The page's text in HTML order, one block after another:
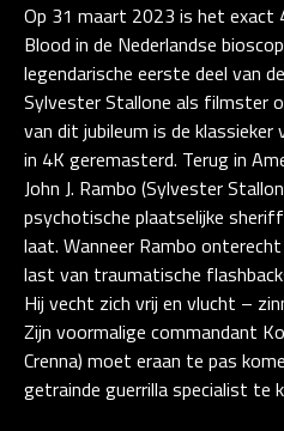
Op 31 maart 2023 is het exact
Blood in de Nederlandse
legendarische eerste deel van
Sylvester Stallone als filmster
van dit jubileum is de
in 4K geremasterd. Terug in
John J. Rambo (Sylvester
psychotische plaatselijke
laat. Wanneer Rambo
last van traumatische
Hij vecht zich vrij en vlucht –
Zijn voormalige commandant
Crenna) moet eraan te pas
getrainde guerrilla specialist te